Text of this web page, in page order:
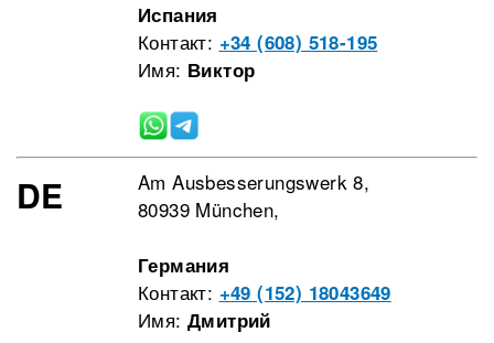
Испания
Контакт: +34 (608) 518-195
Имя: Виктор
DE
Am Ausbesserungswerk 8,
80939 München,
Германия
Контакт: +49 (152) 18043649
Имя: Дмитрий